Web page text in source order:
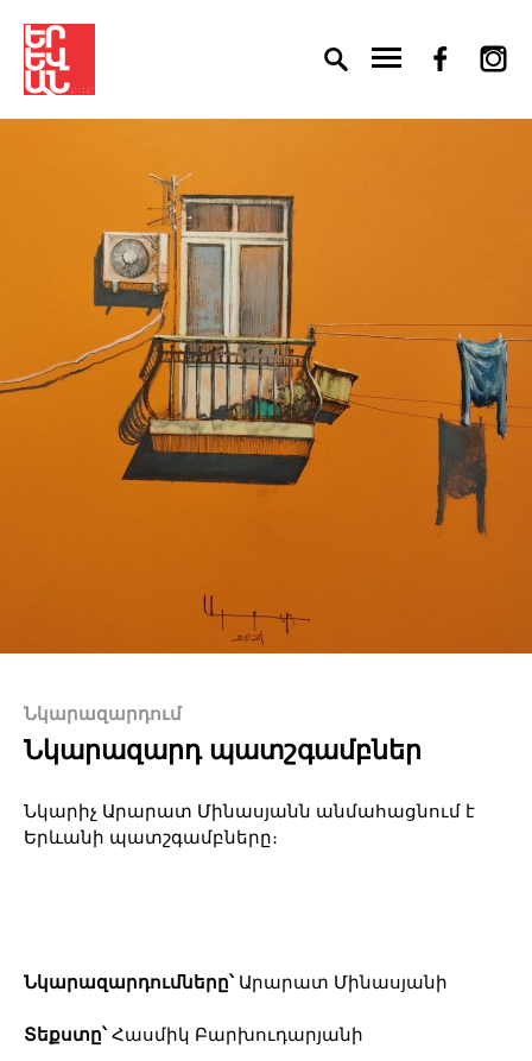
Նկարազարդում
Նկարազարդ պատշգամբներ
Նկարիչ Արարատ Մինասյանն անմահացնում է
Երևանի պատշգամբները։
Նկարազարդումները՝ Արարատ Մինասյանի
Տեքստը՝Հասմիկ Բարխուդարյանի